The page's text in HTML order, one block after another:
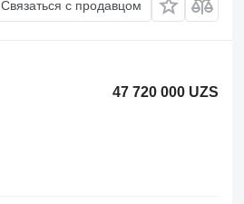
Связаться с продавцом
47 720 000 UZS